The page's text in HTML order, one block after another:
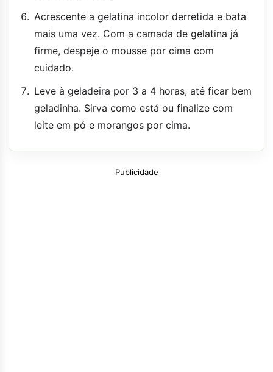
Acrescente a gelatina incolor derretida e bata
mais uma vez. Com a camada de gelatina já
firme, despeje o mousse por cima com
cuidado.
Leve à geladeira por 3 a 4 horas, até ficar bem
geladinha. Sirva como está ou finalize com
leite em pó e morangos por cima.
Publicidade